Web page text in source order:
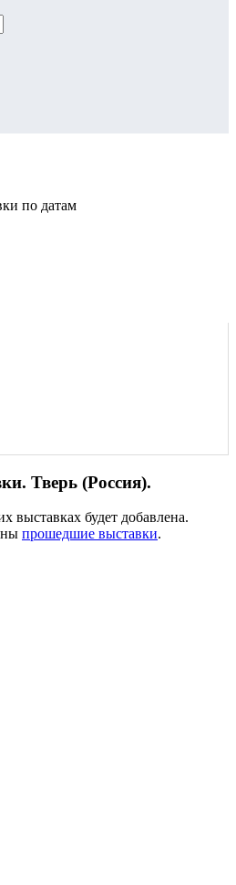
по датам
Тверь (Россия).
выставках будет добавлена.
прошедшие выставки.